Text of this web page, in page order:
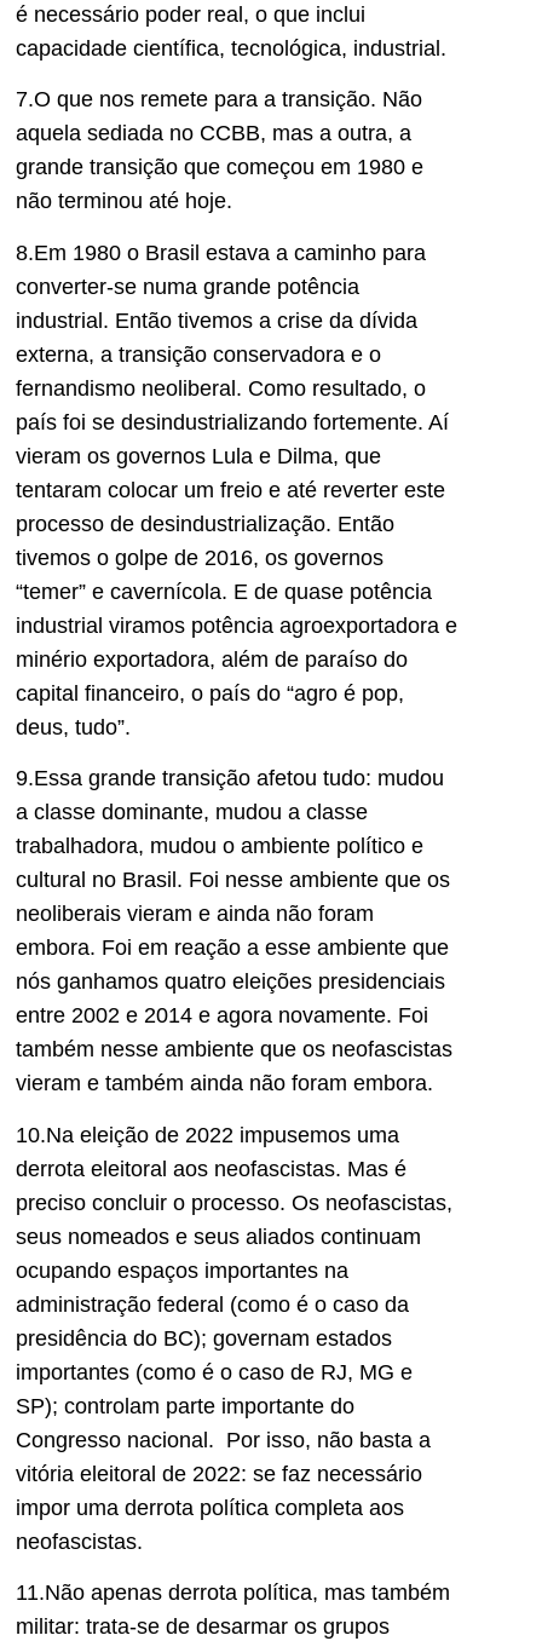
é necessário poder real, o que inclui
capacidade científica, tecnológica, industrial.
7.O que nos remete para a transição. Não
aquela sediada no CCBB, mas a outra, a
grande transição que começou em 1980 e
não terminou até hoje.
8.Em 1980 o Brasil estava a caminho para
converter-se numa grande potência
industrial. Então tivemos a crise da dívida
externa, a transição conservadora e o
fernandismo neoliberal. Como resultado, o
país foi se desindustrializando fortemente. Aí
vieram os governos Lula e Dilma, que
tentaram colocar um freio e até reverter este
processo de desindustrialização. Então
tivemos o golpe de 2016, os governos
“temer” e cavernícola. E de quase potência
industrial viramos potência agroexportadora e
minério exportadora, além de paraíso do
capital financeiro, o país do “agro é pop,
deus, tudo”.
9.Essa grande transição afetou tudo: mudou
a classe dominante, mudou a classe
trabalhadora, mudou o ambiente político e
cultural no Brasil. Foi nesse ambiente que os
neoliberais vieram e ainda não foram
embora. Foi em reação a esse ambiente que
nós ganhamos quatro eleições presidenciais
entre 2002 e 2014 e agora novamente. Foi
também nesse ambiente que os neofascistas
vieram e também ainda não foram embora.
10.Na eleição de 2022 impusemos uma
derrota eleitoral aos neofascistas. Mas é
preciso concluir o processo. Os neofascistas,
seus nomeados e seus aliados continuam
ocupando espaços importantes na
administração federal (como é o caso da
presidência do BC); governam estados
importantes (como é o caso de RJ, MG e
SP); controlam parte importante do
Congresso nacional. Por isso, não basta a
vitória eleitoral de 2022: se faz necessário
impor uma derrota política completa aos
neofascistas.
11.Não apenas derrota política, mas também
militar: trata-se de desarmar os grupos